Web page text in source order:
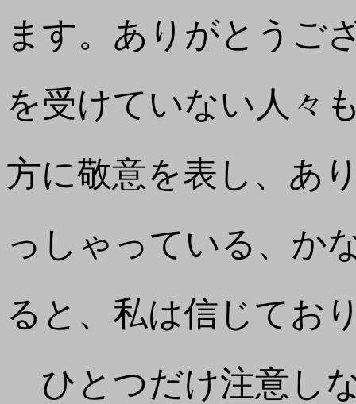
ます。ありがとうご
を受けていない人々
方に敬意を表し、あ
っしゃっている、か
ると、私は信じてお
ひとつだけ注意し